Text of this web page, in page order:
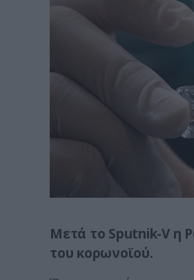
Μετά το Sputnik-V η
του κορωνοϊού.